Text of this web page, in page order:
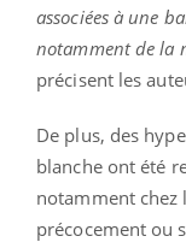
associées à une
notamment de la
précisent les
De plus, des
blanche ont été
notamment chez
précocement ou